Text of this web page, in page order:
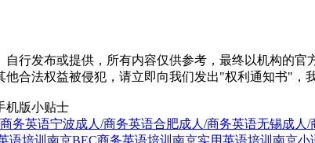
自行发布或提供，所有内容仅供参考，最终以机构的
合法权益被侵犯，请立即向我们发出"权利通知书"
机版小贴士
务英语宁波成人/商务英语合肥成人/商务英语无锡成人/